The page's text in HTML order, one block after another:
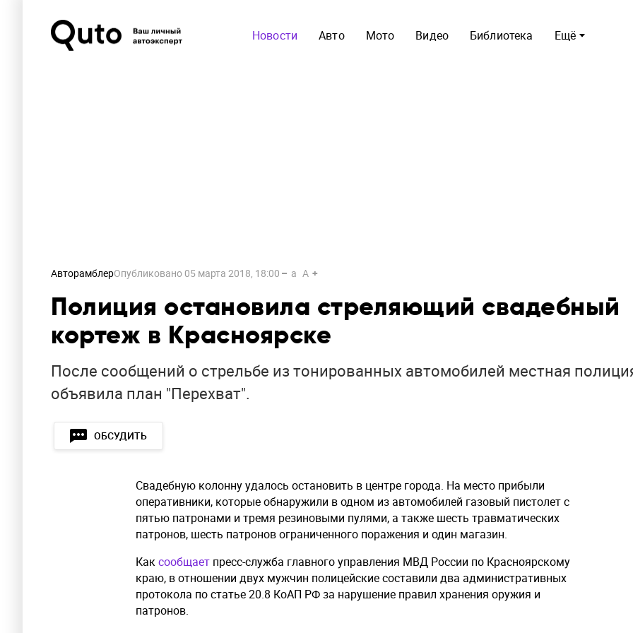
Ещё
Новости Авто Мото Видео Библиотека
АвторамблерОпубликовано 05 марта 2018, 18:00 a A
Полиция остановила стреляющий свадебный
кортеж в Красноярске
После сообщений о стрельбе из тонированных автомобилей местная
объявила план "Перехват".
ОБСУДИТЬ
Свадебную колонну удалось остановить в центре города. На место прибыли
оперативники, которые обнаружили в одном из автомобилей газовый пистолет с
пятью патронами и тремя резиновыми пулями, а также шесть травматических
патронов, шесть патронов ограниченного поражения и один магазин.
Каксообщает пресс-служба главного управления МВД России по Красноярскому
краю, в отношении двух мужчин полицейские составили два административных
протокола по статье 20.8 КоАП РФ за нарушение правил хранения оружия и
патронов.